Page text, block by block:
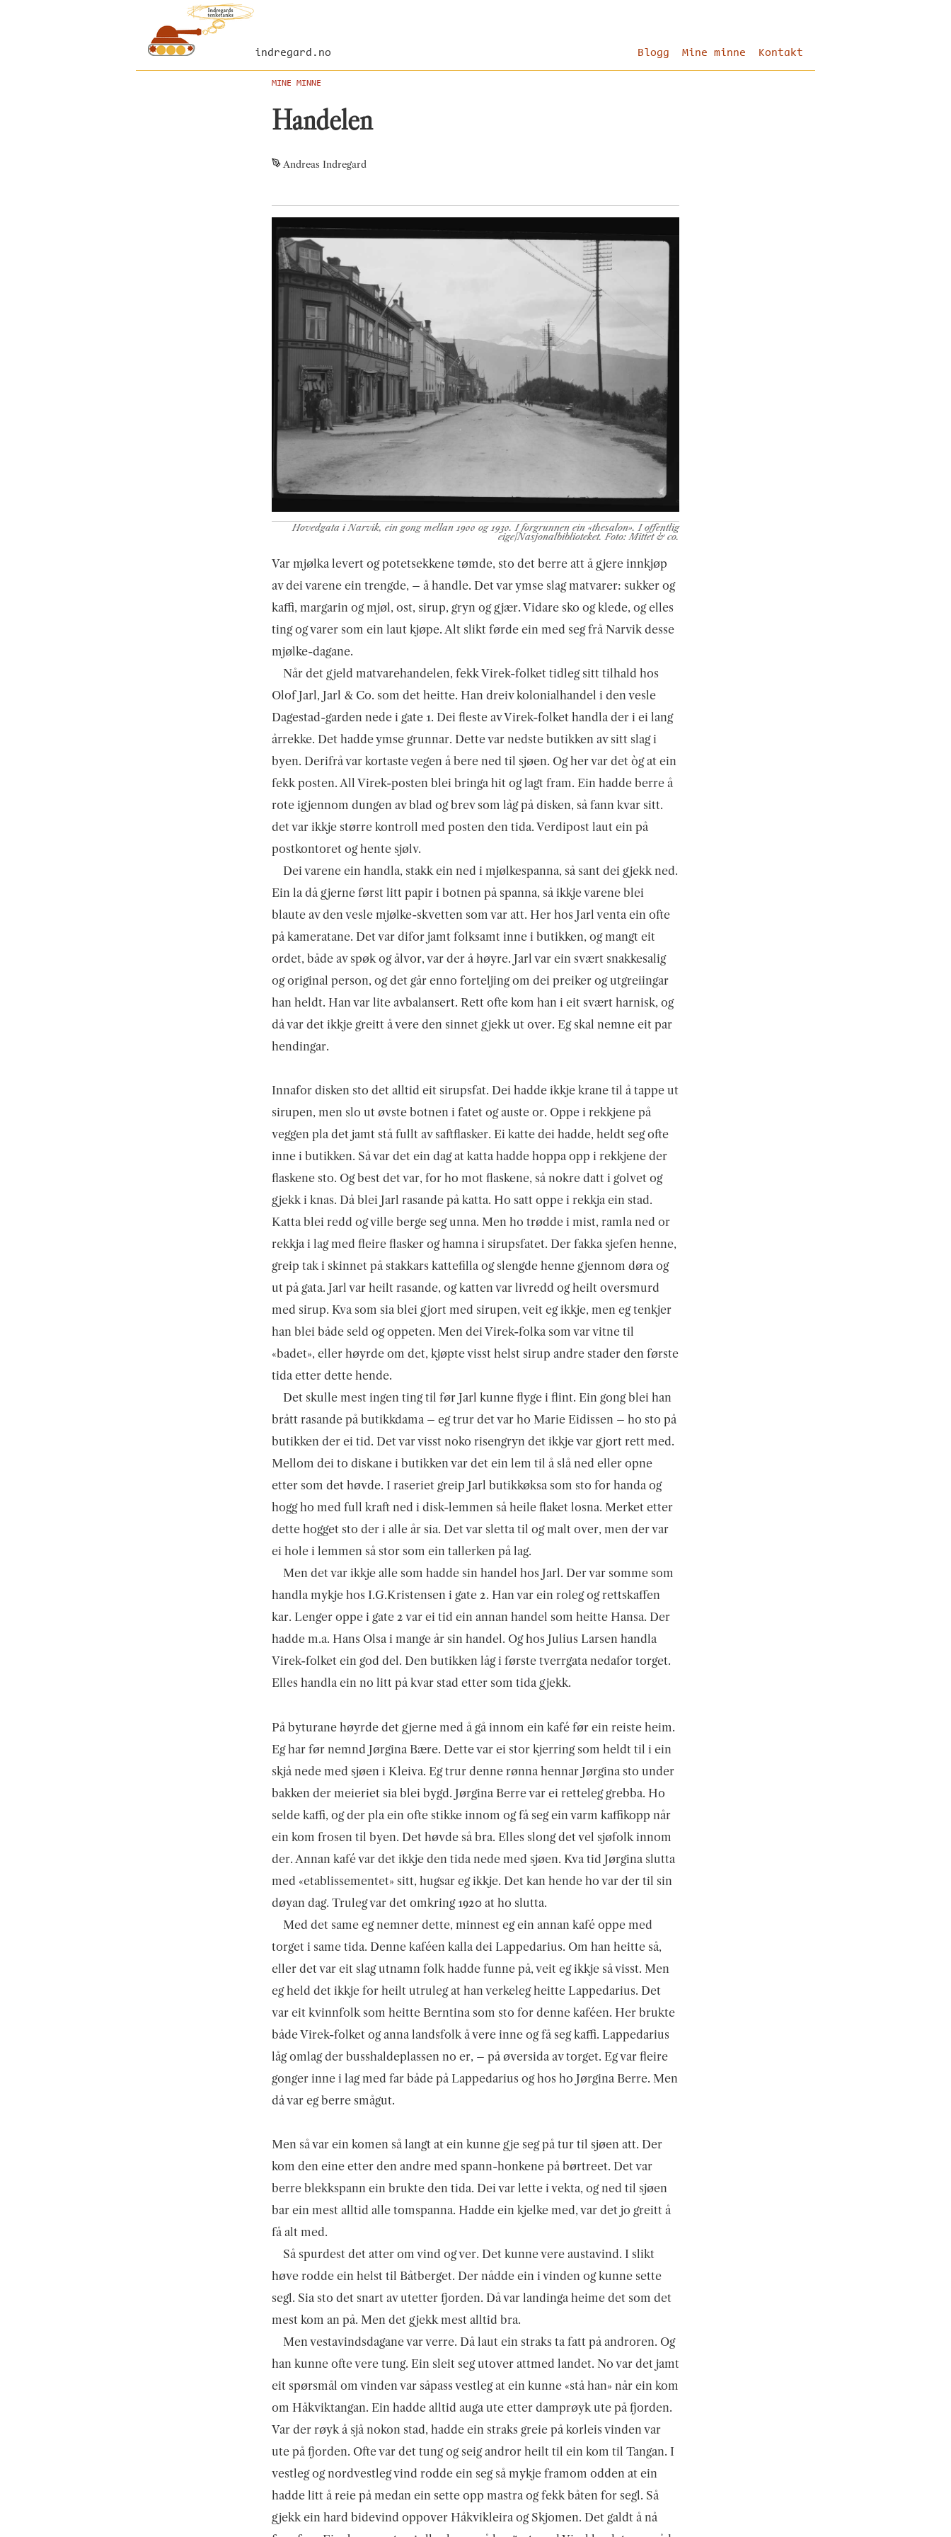
indregard.no Blogg Mine minne Kontakt
MINE MINNE
Handelen
Andreas Indregard
Hovedgata i Narvik, ein gong mellan 1900 og 1930. I forgrunnen ein «thesalon». I offentlig
eige/Nasjonalbiblioteket. Foto: Mittet & co.
Var mjølka levert og potetsekkene tømde, sto det berre att å gjere innkjøp
av dei varene ein trengde, – å handle. Det var ymse slag matvarer: sukker og
kaffi, margarin og mjøl, ost, sirup, gryn og gjær. Vidare sko og klede, og elles
ting og varer som ein laut kjøpe. Alt slikt førde ein med seg frå Narvik desse
mjølke-dagane.
Når det gjeld matvarehandelen, fekk Virek-folket tidleg sitt tilhald hos
Olof Jarl, Jarl & Co. som det heitte. Han dreiv kolonialhandel i den vesle
Dagestad-garden nede i gate 1. Dei fleste av Virek-folket handla der i ei lang
årrekke. Det hadde ymse grunnar. Dette var nedste butikken av sitt slag i
byen. Derifrå var kortaste vegen å bere ned til sjøen. Og her var det òg at ein
fekk posten. All Virek-posten blei bringa hit og lagt fram. Ein hadde berre å
rote igjennom dungen av blad og brev som låg på disken, så fann kvar sitt.
det var ikkje større kontroll med posten den tida. Verdipost laut ein på
postkontoret og hente sjølv.
Dei varene ein handla, stakk ein ned i mjølkespanna, så sant dei gjekk ned.
Ein la då gjerne først litt papir i botnen på spanna, så ikkje varene blei
blaute av den vesle mjølke-skvetten som var att. Her hos Jarl venta ein ofte
på kameratane. Det var difor jamt folksamt inne i butikken, og mangt eit
ordet, både av spøk og ålvor, var der å høyre. Jarl var ein svært snakkesalig
og original person, og det går enno forteljing om dei preiker og utgreiingar
han heldt. Han var lite avbalansert. Rett ofte kom han i eit svært harnisk, og
då var det ikkje greitt å vere den sinnet gjekk ut over. Eg skal nemne eit par
hendingar.
Innafor disken sto det alltid eit sirupsfat. Dei hadde ikkje krane til å tappe ut
sirupen, men slo ut øvste botnen i fatet og auste or. Oppe i rekkjene på
veggen pla det jamt stå fullt av saftflasker. Ei katte dei hadde, heldt seg ofte
inne i butikken. Så var det ein dag at katta hadde hoppa opp i rekkjene der
flaskene sto. Og best det var, for ho mot flaskene, så nokre datt i golvet og
gjekk i knas. Då blei Jarl rasande på katta. Ho satt oppe i rekkja ein stad.
Katta blei redd og ville berge seg unna. Men ho trødde i mist, ramla ned or
rekkja i lag med fleire flasker og hamna i sirupsfatet. Der fakka sjefen henne,
greip tak i skinnet på stakkars kattefilla og slengde henne gjennom døra og
ut på gata. Jarl var heilt rasande, og katten var livredd og heilt oversmurd
med sirup. Kva som sia blei gjort med sirupen, veit eg ikkje, men eg tenkjer
han blei både seld og oppeten. Men dei Virek-folka som var vitne til
«badet», eller høyrde om det, kjøpte visst helst sirup andre stader den første
tida etter dette hende.
Det skulle mest ingen ting til før Jarl kunne flyge i flint. Ein gong blei han
brått rasande på butikkdama – eg trur det var ho Marie Eidissen – ho sto på
butikken der ei tid. Det var visst noko risengryn det ikkje var gjort rett med.
Mellom dei to diskane i butikken var det ein lem til å slå ned eller opne
etter som det høvde. I raseriet greip Jarl butikkøksa som sto for handa og
hogg ho med full kraft ned i disk-lemmen så heile flaket losna. Merket etter
dette hogget sto der i alle år sia. Det var sletta til og malt over, men der var
ei hole i lemmen så stor som ein tallerken på lag.
Men det var ikkje alle som hadde sin handel hos Jarl. Der var somme som
handla mykje hos I.G.Kristensen i gate 2. Han var ein roleg og rettskaffen
kar. Lenger oppe i gate 2 var ei tid ein annan handel som heitte Hansa. Der
hadde m.a. Hans Olsa i mange år sin handel. Og hos Julius Larsen handla
Virek-folket ein god del. Den butikken låg i første tverrgata nedafor torget.
Elles handla ein no litt på kvar stad etter som tida gjekk.
På byturane høyrde det gjerne med å gå innom ein kafé før ein reiste heim.
Eg har før nemnd Jørgina Bære. Dette var ei stor kjerring som heldt til i ein
skjå nede med sjøen i Kleiva. Eg trur denne rønna hennar Jørgina sto under
bakken der meieriet sia blei bygd. Jørgina Berre var ei retteleg grebba. Ho
selde kaffi, og der pla ein ofte stikke innom og få seg ein varm kaffikopp når
ein kom frosen til byen. Det høvde så bra. Elles slong det vel sjøfolk innom
der. Annan kafé var det ikkje den tida nede med sjøen. Kva tid Jørgina slutta
med «etablissementet» sitt, hugsar eg ikkje. Det kan hende ho var der til sin
døyan dag. Truleg var det omkring 1920 at ho slutta.
Med det same eg nemner dette, minnest eg ein annan kafé oppe med
torget i same tida. Denne kaféen kalla dei Lappedarius. Om han heitte så,
eller det var eit slag utnamn folk hadde funne på, veit eg ikkje så visst. Men
eg held det ikkje for heilt utruleg at han verkeleg heitte Lappedarius. Det
var eit kvinnfolk som heitte Berntina som sto for denne kaféen. Her brukte
både Virek-folket og anna landsfolk å vere inne og få seg kaffi. Lappedarius
låg omlag der busshaldeplassen no er, – på øversida av torget. Eg var fleire
gonger inne i lag med far både på Lappedarius og hos ho Jørgina Berre. Men
då var eg berre smågut.
Men så var ein komen så langt at ein kunne gje seg på tur til sjøen att. Der
kom den eine etter den andre med spann-honkene på børtreet. Det var
berre blekkspann ein brukte den tida. Dei var lette i vekta, og ned til sjøen
bar ein mest alltid alle tomspanna. Hadde ein kjelke med, var det jo greitt å
få alt med.
Så spurdest det atter om vind og ver. Det kunne vere austavind. I slikt
høve rodde ein helst til Båtberget. Der nådde ein i vinden og kunne sette
segl. Sia sto det snart av utetter fjorden. Då var landinga heime det som det
mest kom an på. Men det gjekk mest alltid bra.
Men vestavindsdagane var verre. Då laut ein straks ta fatt på androren. Og
han kunne ofte vere tung. Ein sleit seg utover attmed landet. No var det jamt
eit spørsmål om vinden var såpass vestleg at ein kunne «stå han» når ein kom
om Håkviktangan. Ein hadde alltid auga ute etter damprøyk ute på fjorden.
Var der røyk å sjå nokon stad, hadde ein straks greie på korleis vinden var
ute på fjorden. Ofte var det tung og seig andror heilt til ein kom til Tangan. I
vestleg og nordvestleg vind rodde ein seg så mykje framom odden at ein
hadde litt å reie på medan ein sette opp mastra og fekk båten for segl. Så
gjekk ein hard bidevind oppover Håkvikleira og Skjomen. Det galdt å nå